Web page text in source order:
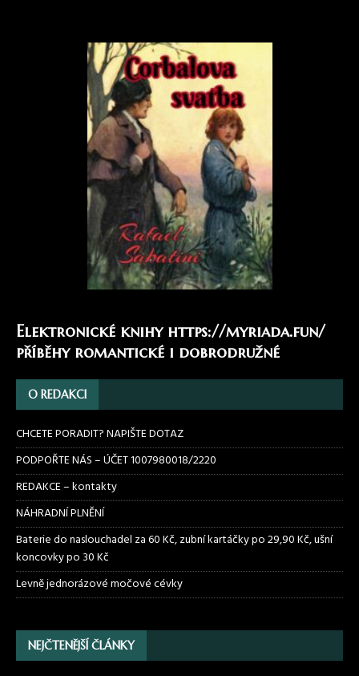
Elektronické knihy https://myriada.fun/
příběhy romantické i dobrodružné
O REDAKCI
CHCETE PORADIT? NAPIŠTE DOTAZ
PODPOŘTE NÁS – ÚČET 1007980018/2220
REDAKCE – kontakty
NÁHRADNÍ PLNĚNÍ
Baterie do naslouchadel za 60 Kč, zubní kartáčky po 29,90 Kč, ušní
koncovky po 30 Kč
Levně jednorázové močové cévky
NEJČTENĚJŠÍ ČLÁNKY